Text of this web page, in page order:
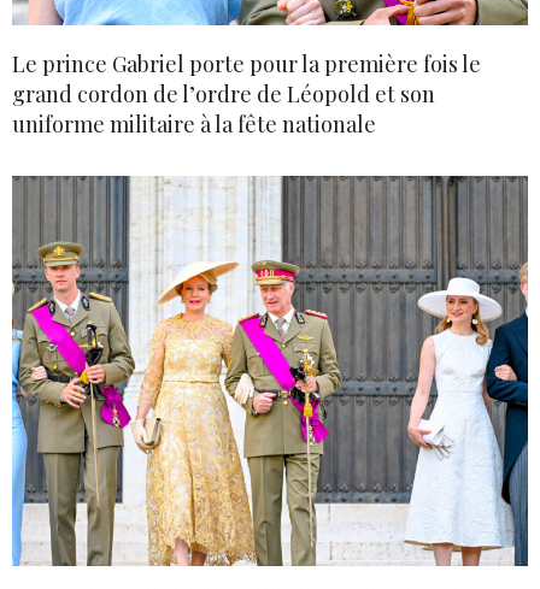
Le prince Gabriel porte pour la première fois le
grand cordon de l’ordre de Léopold et son
uniforme militaire à la fête nationale